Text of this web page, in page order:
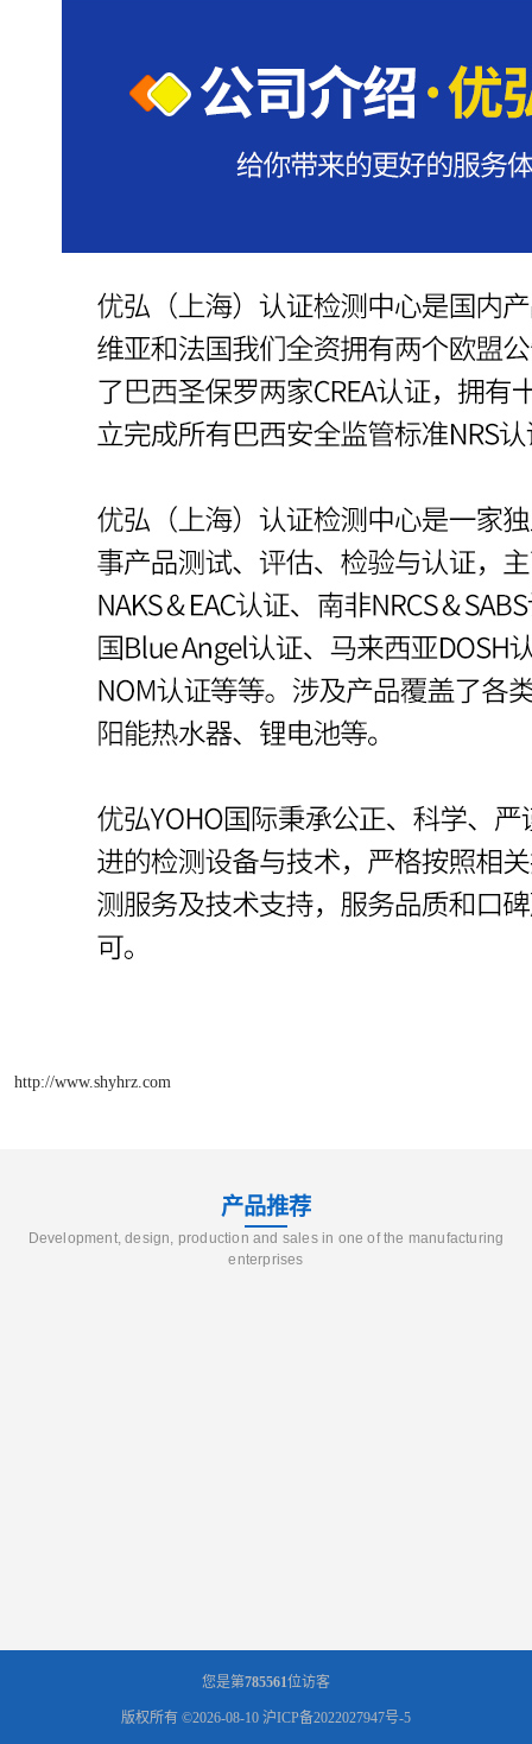
http://www.shyhrz.com
产品推荐
Development, design, production and sales in one of the manufacturing
enterprises
您是第785561位访客
版权所有 ©2026-08-10 沪ICP备2022027947号-5